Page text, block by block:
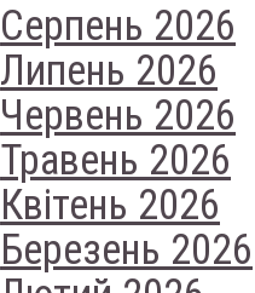
Серпень 2026
Липень 2026
Червень 2026
Травень 2026
Квітень 2026
Березень 2026